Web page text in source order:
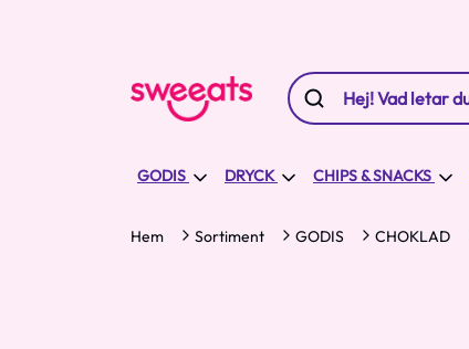
GODIS DRYCK CHIPS & SNACKS
Hem Sortiment GODIS CHOKLAD